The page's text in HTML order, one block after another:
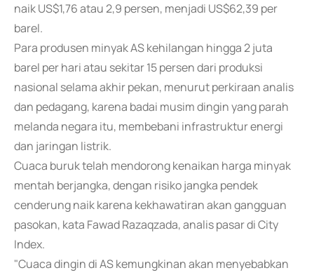
naik US$1,76 atau 2,9 persen, menjadi US$62,39 per
barel.
Para produsen minyak AS kehilangan hingga 2 juta
barel per hari atau sekitar 15 persen dari produksi
nasional selama akhir pekan, menurut perkiraan analis
dan pedagang, karena badai musim dingin yang parah
melanda negara itu, membebani infrastruktur energi
dan jaringan listrik.
Cuaca buruk telah mendorong kenaikan harga minyak
mentah berjangka, dengan risiko jangka pendek
cenderung naik karena kekhawatiran akan gangguan
pasokan, kata Fawad Razaqzada, analis pasar di City
Index.
"Cuaca dingin di AS kemungkinan akan menyebabkan